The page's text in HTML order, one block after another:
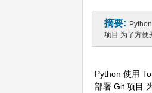
摘要:
项目 为了方便
Python 使用
部署 Git 项目